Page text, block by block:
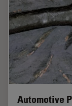
Automotive